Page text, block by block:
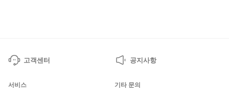
고객센터 공지사항
서비스 기타 문의